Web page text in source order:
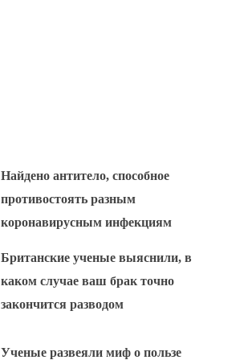
Найдено антитело, способное
противостоять разным
коронавирусным инфекциям
Британские ученые выяснили, в
каком случае ваш брак точно
закончится разводом
Ученые развеяли миф о пользе